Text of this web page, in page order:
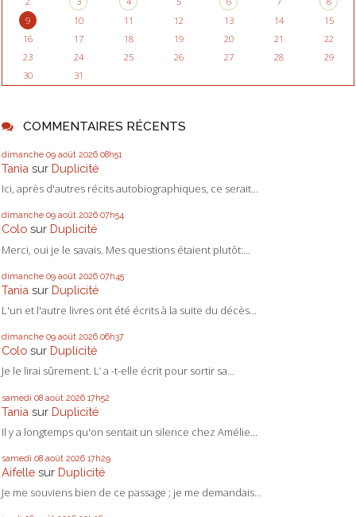
9
10 11 12 13 14
15
16
17 18 19 20 21
22
23
24 25 26 27 28
29
30
31
COMMENTAIRES RÉCENTS
dimanche 09 août 2026 08h51
Tania sur Duplicité
Ici, après d'autres récits autobiographiques, ce serait...
dimanche 09 août 2026 07h54
Colo sur Duplicité
Merci, oui je le savais. Mes questions étaient plutôt:...
dimanche 09 août 2026 07h45
Tania sur Duplicité
L'un et l'autre livres ont été écrits à la suite du décès...
dimanche 09 août 2026 06h37
Colo sur Duplicité
Je le lirai sûrement. L’ a -t-elle écrit pour sortir sa...
samedi 08 août 2026 17h52
Tania sur Duplicité
Il y a longtemps qu'on sentait un silence chez Amélie...
samedi 08 août 2026 17h29
Aifelle sur Duplicité
Je me souviens bien de ce passage ; je me demandais...